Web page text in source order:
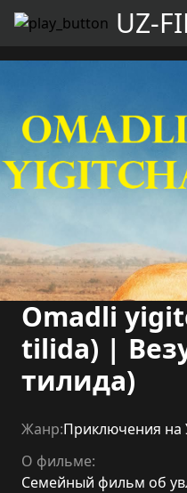
UZ-
Omadli
tilida) |
тилида)
Жанр:Приключения на
О фильме:
Семейный фильм об